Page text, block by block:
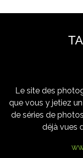
Le site des
que vous y jetiez
de séries de
déjà vues